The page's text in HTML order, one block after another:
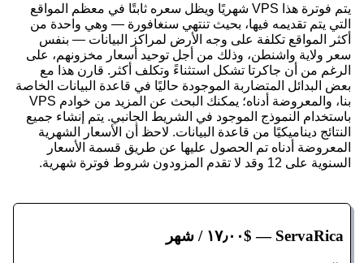
يتم فوترة هذا VPS شهريًا ويظل سعره ثابتًا في معظم المواقع
التي يتم تقديمه فيها، بحيث تنتهي سنغافورة — وهي واحدة من
أكثر المواقع تكلفة على وجه الأرض لمراكز البيانات — بنفس
سعر ولاية واشنطن، وذلك من أجل توحيد أسعار مخزونهم، على
الرغم من أن جاكرتا تشكل استثناءً وتكلف أكثر. قارن هذا مع
بعض البدائل المتضاربة الموجودة حاليًا في قاعدة البيانات الخاصة
بنا، والمعروضة أدناه؛ يمكنك البحث عن المزيد من خوادم VPS
باستخدام النموذج الموجود في الشريط الجانبي. يتم إنشاء جميع
النتائج ديناميكيًا من قاعدة البيانات. لاحظ أن الأسعار الشهرية
المعروضة أدناه تم الحصول عليها عن طريق قسمة الأسعار
السنوية على 12 وقد لا تقدم المزودون شروط فوترة شهرية.
ServaRica — $١٧٫٠٠ / شهر